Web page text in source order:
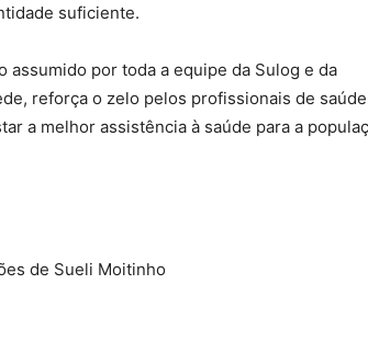
suficiente.
assumido por toda a equipe da Sulog e da
reforça o zelo pelos profissionais de saúde
a melhor assistência à saúde para a
de Sueli Moitinho